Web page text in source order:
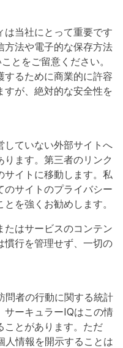
は当社にとって重要です
方法や電子的な保存方法
とをご留意ください。
するために商業的に許容
すが、絶対的な安全性を
していない外部サイトへ
ます。第三者のリンク
サイトに移動します。私
のサイトのプライバシー
を強くお勧めします。
たはサービスのコンテン
慣行を管理せず、一切の
問者の行動に関する統計
サーキュラーIQはこの情
ことがあります。ただ
人情報を開示することは